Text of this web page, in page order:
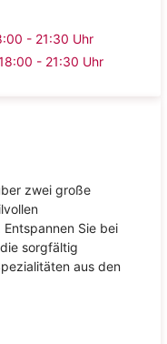
- 21:30 Uhr
- 21:30 Uhr
zwei große
Sie bei
sorgfältig
aus den